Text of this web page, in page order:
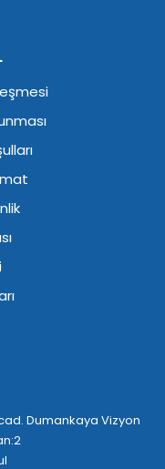
Dumankaya Vizyon